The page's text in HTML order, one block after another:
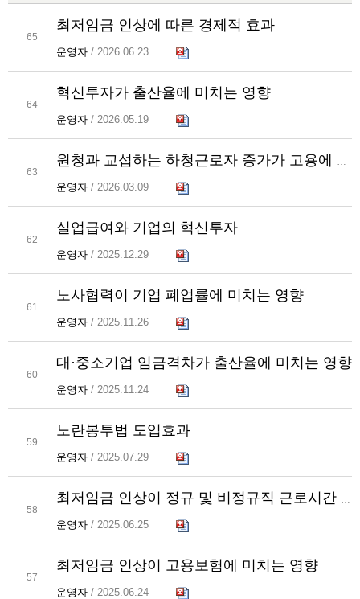
65
최저임금 인상에 따른 경제적 효과
운영자 / 2026.06.23
64
혁신투자가 출산율에 미치는 영향
운영자 / 2026.05.19
63
원청과 교섭하는 하청근로자 증가가 고용에 미치는 영향
운영자 / 2026.03.09
62
실업급여와 기업의 혁신투자
운영자 / 2025.12.29
61
노사협력이 기업 폐업률에 미치는 영향
운영자 / 2025.11.26
60
대·중소기업 임금격차가 출산율에 미치는 영향
운영자 / 2025.11.24
59
노란봉투법 도입효과
운영자 / 2025.07.29
58
최저임금 인상이 정규 및 비정규직 근로시간 격차에 미치는 영향 보도자료
운영자 / 2025.06.25
57
최저임금 인상이 고용보험에 미치는 영향
운영자 / 2025.06.24